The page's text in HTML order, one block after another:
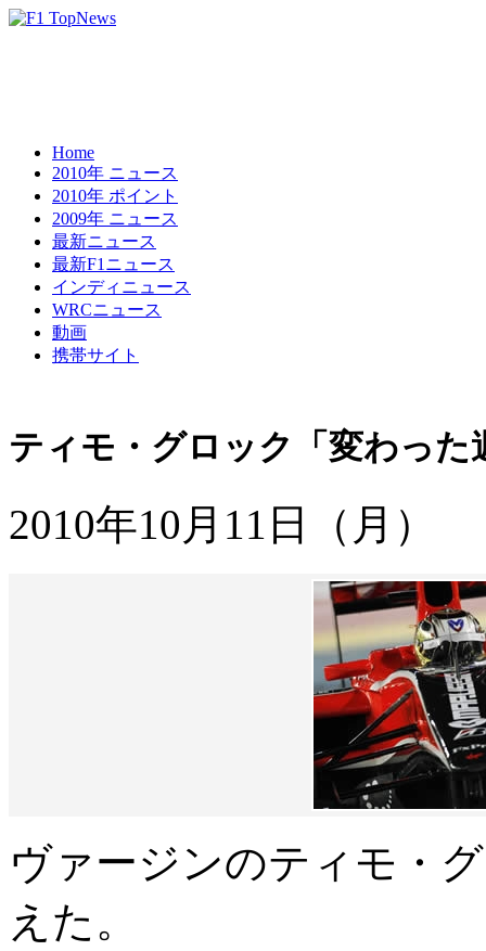
Home
2010年 ニュース
2010年 ポイント
2009年 ニュース
最新ニュース
最新F1ニュース
インディニュース
WRCニュース
動画
携帯サイト
ティモ・グロック「変わっ
2010年10月11日（月）
ヴァージンのティモ・
えた。